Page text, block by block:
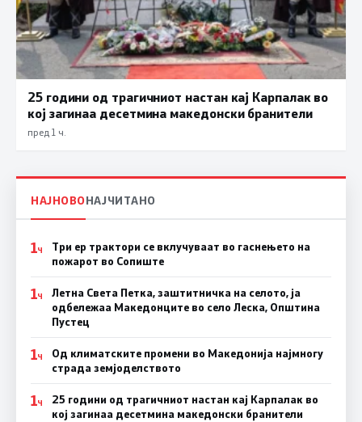
25 години од трагичниот настан кај Карпалак во
кој загинаа десетмина македонски бранители
пред 1 ч.
НАЈНОВОНАЈЧИТАНО
1Ч
Три ер трактори се вклучуваат во гаснењето на
пожарот во Сопиште
1Ч
Летна Света Петка, заштитничка на селото, ја
одбележаа Македонците во село Леска, Општина
Пустец
1Ч
Од климатските промени во Македонија најмногу
страда земјоделството
1Ч
25 години од трагичниот настан кај Карпалак во
кој загинаа десетмина македонски бранители